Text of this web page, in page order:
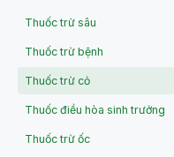
Thuốc trừ sâu
Thuốc trừ bệnh
Thuốc trừ cỏ
Thuốc điều hòa sinh trưởng
Thuốc trừ ốc